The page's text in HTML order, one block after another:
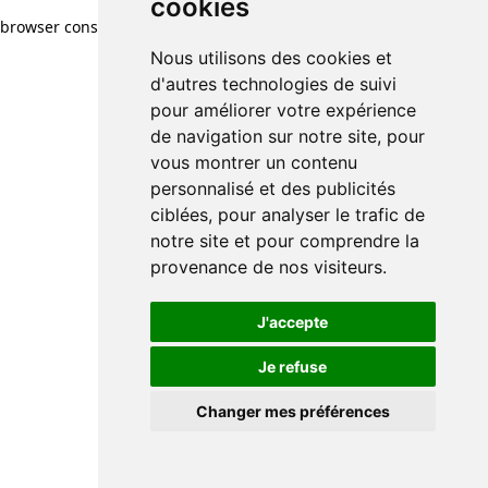
cookies
Nous utilisons des cookies et
d'autres technologies de suivi
pour améliorer votre expérience
de navigation sur notre site, pour
vous montrer un contenu
personnalisé et des publicités
ciblées, pour analyser le trafic de
notre site et pour comprendre la
provenance de nos visiteurs.
J'accepte
Je refuse
Changer mes préférences
browser console for more information)